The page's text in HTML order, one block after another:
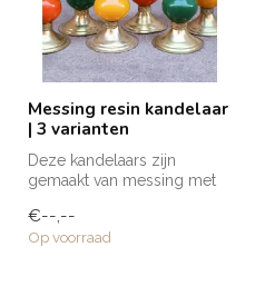
Messing resin kandelaar
| 3 varianten
Deze kandelaars zijn
gemaakt van messing met
Marokko. ...
€--,--
Op voorraad